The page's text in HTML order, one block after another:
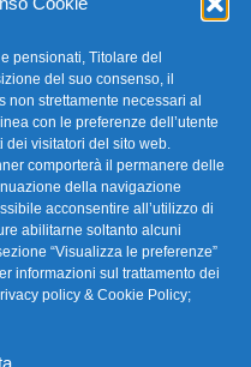
pensionati, Titolare del
del suo consenso, il
non strettamente necessari al
con le preferenze dell’utente
dei visitatori del sito web.
comporterà il permanere delle
della navigazione
acconsentire all’utilizzo di
abilitarne soltanto alcuni
“Visualizza le preferenze”
informazioni sul trattamento dei
policy & Cookie Policy;